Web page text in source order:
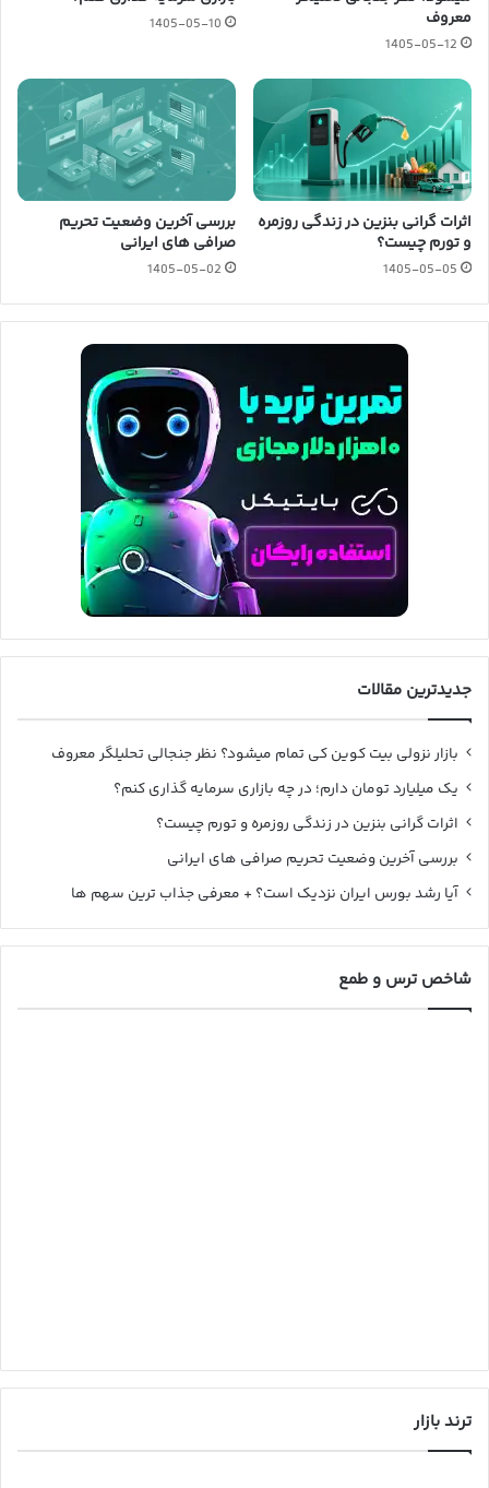
معروف
1405-05-12
1405-05-10
اثرات گرانی بنزین در زندگی روزمره
و تورم چیست؟
1405-05-05
بررسی آخرین وضعیت تحریم
صرافی های ایرانی
1405-05-02
جدیدترین مقالات
بازار نزولی بیت کوین کی تمام میشود؟ نظر جنجالی تحلیلگر معروف
یک میلیارد تومان دارم؛ در چه بازاری سرمایه گذاری کنم؟
اثرات گرانی بنزین در زندگی روزمره و تورم چیست؟
بررسی آخرین وضعیت تحریم صرافی های ایرانی
آیا رشد بورس ایران نزدیک است؟ + معرفی جذاب ترین سهم ها
شاخص ترس و طمع
ترند بازار